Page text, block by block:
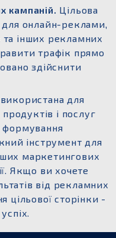
кампаній. Цільова
для онлайн-реклами,
інших рекламних
трафік прямо
здійснити
для
продуктів і послуг
формування
інструмент для
маркетингових
Якщо ви хочете
від рекламних
цільової сторінки -